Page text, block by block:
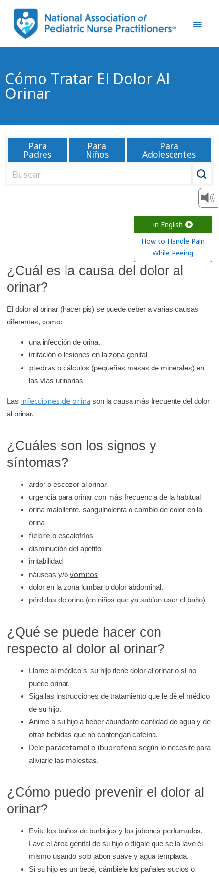
Cómo Tratar El Dolor Al
Orinar
Para
Padres
Para
Niños
Para
Adolescentes
l
a
i
e
K
in English
How to Handle Pain
While Peeing
¿Cuál es la causa del dolor al
orinar?
El dolor al orinar (hacer pis) se puede deber a varias causas
diferentes, como:
una infección de orina.
irritación o lesiones en la zona genital
piedras o cálculos (pequeñas masas de minerales) en
las vías urinarias
Las infecciones de orina son la causa más frecuente del dolor
al orinar.
¿Cuáles son los signos y
síntomas?
ardor o escozor al orinar
urgencia para orinar con más frecuencia de la habitual
orina maloliente, sanguinolenta o cambio de color en la
orina
fiebre o escalofríos
disminución del apetito
irritabilidad
náuseas y/ovómitos
dolor en la zona lumbar o dolor abdominal.
pérdidas de orina (en niños que ya sabían usar el baño)
¿Qué se puede hacer con
respecto al dolor al orinar?
Llame al médico si su hijo tiene dolor al orinar o si no
puede orinar.
Siga las instrucciones de tratamiento que le dé el médico
de su hijo.
Anime a su hijo a beber abundante cantidad de agua y de
otras bebidas que no contengan cafeína.
Dele paracetamol o ibuprofeno según lo necesite para
aliviarle las molestias.
¿Cómo puedo prevenir el dolor al
orinar?
Evite los baños de burbujas y los jabones perfumados.
Lave el área genital de su hijo o dígale que se la lave él
mismo usando solo jabón suave y agua templada.
Si su hijo es un bebé, cámbiele los pañales sucios o